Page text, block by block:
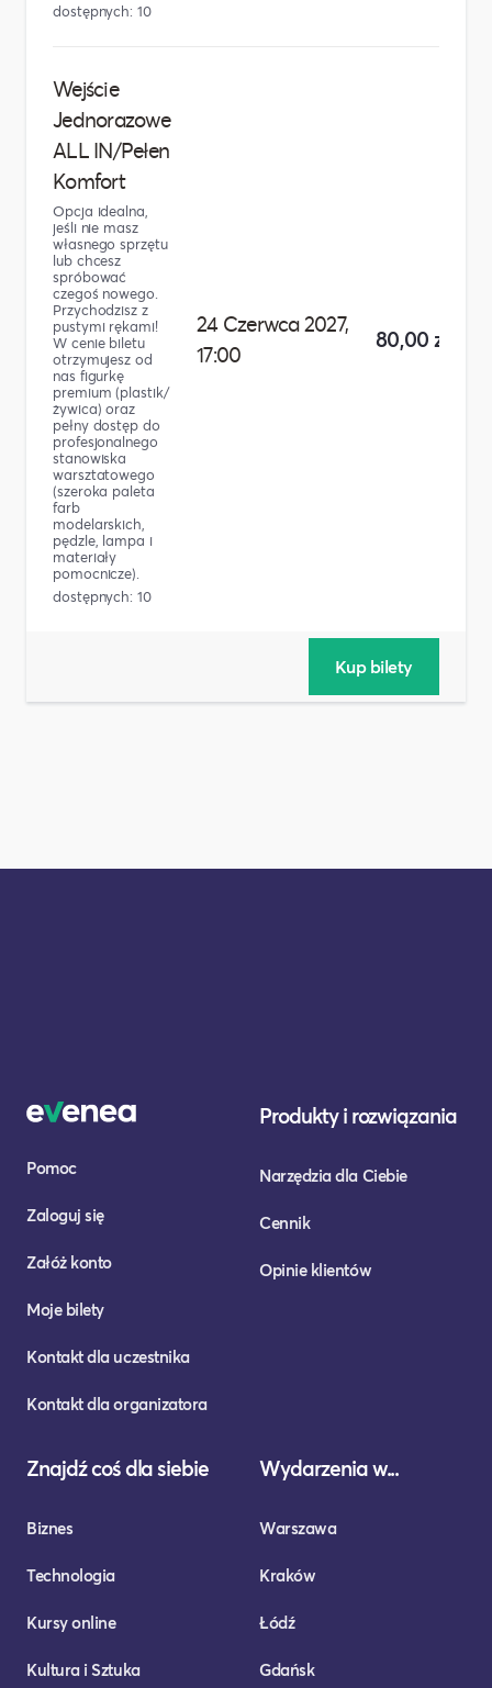
dostępnych: 10
Wejście
Jednorazowe
ALL IN/Pełen
Komfort
Opcja idealna,
jeśli nie masz
własnego sprzętu
lub chcesz
spróbować
czegoś nowego.
Przychodzisz z
pustymi rękami!
W cenie biletu
otrzymujesz od
nas figurkę
premium (plastik/
żywica) oraz
pełny dostęp do
profesjonalnego
stanowiska
warsztatowego
(szeroka paleta
farb
modelarskich,
pędzle, lampa i
materiały
pomocnicze).
dostępnych: 10
24 Czerwca 2027,
17:00
80,00 zł
Pomoc
Zaloguj się
Załóż konto
Moje bilety
Kontakt dla uczestnika
Kontakt dla organizatora
Produkty i rozwiązania
Narzędzia dla Ciebie
Cennik
Opinie klientów
Znajdź coś dla siebie
Biznes
Technologia
Kursy online
Kultura i Sztuka
Wydarzenia w...
Warszawa
Kraków
Łódź
Gdańsk